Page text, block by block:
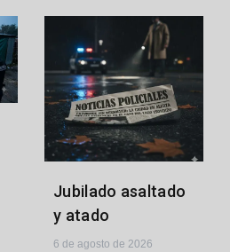
Jubilado asaltado
y atado
6 de agosto de 2026